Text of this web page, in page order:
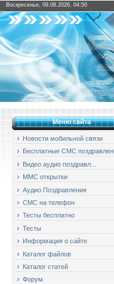
Воскресенье, 09.08.2026, 04:50
Меню сайта
Новости мобильной связи
Бесплатные СМС
Видео аудио поздравл...
ММС открытки
Аудио Поздравления
СМС на телефон
Тесты бесплатно
Тесты
Информация о сайте
Каталог файлов
Каталог статей
Форум